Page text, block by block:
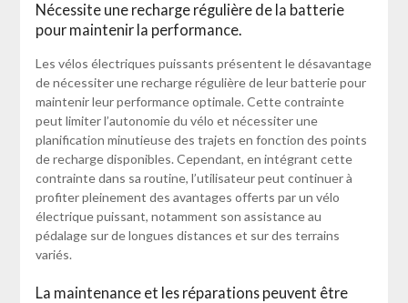
Nécessite une recharge régulière de la batterie
pour maintenir la performance.
Les vélos électriques puissants présentent le désavantage
de nécessiter une recharge régulière de leur batterie pour
maintenir leur performance optimale. Cette contrainte
peut limiter l’autonomie du vélo et nécessiter une
planification minutieuse des trajets en fonction des points
de recharge disponibles. Cependant, en intégrant cette
contrainte dans sa routine, l’utilisateur peut continuer à
profiter pleinement des avantages offerts par un vélo
électrique puissant, notamment son assistance au
pédalage sur de longues distances et sur des terrains
variés.
La maintenance et les réparations peuvent être